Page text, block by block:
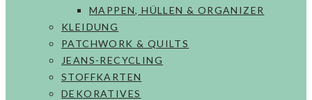
MAPPEN, HÜLLEN & ORGANIZER
KLEIDUNG
PATCHWORK & QUILTS
JEANS-RECYCLING
STOFFKARTEN
DEKORATIVES